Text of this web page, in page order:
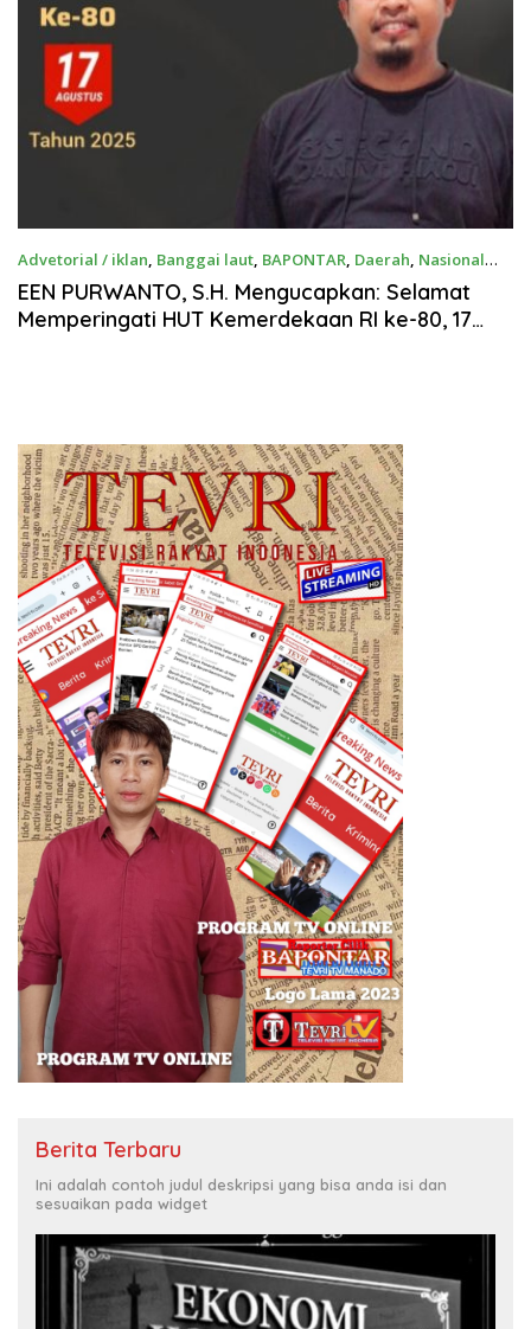
Advetorial / iklan, Banggai laut, BAPONTAR, Daerah, Nasional
Agustus 16, 2025
EEN PURWANTO, S.H. Mengucapkan: Selamat
Memperingati HUT Kemerdekaan RI ke-80, 17
Berita Terbaru
Ini adalah contoh judul deskripsi yang bisa anda isi dan
sesuaikan pada widget